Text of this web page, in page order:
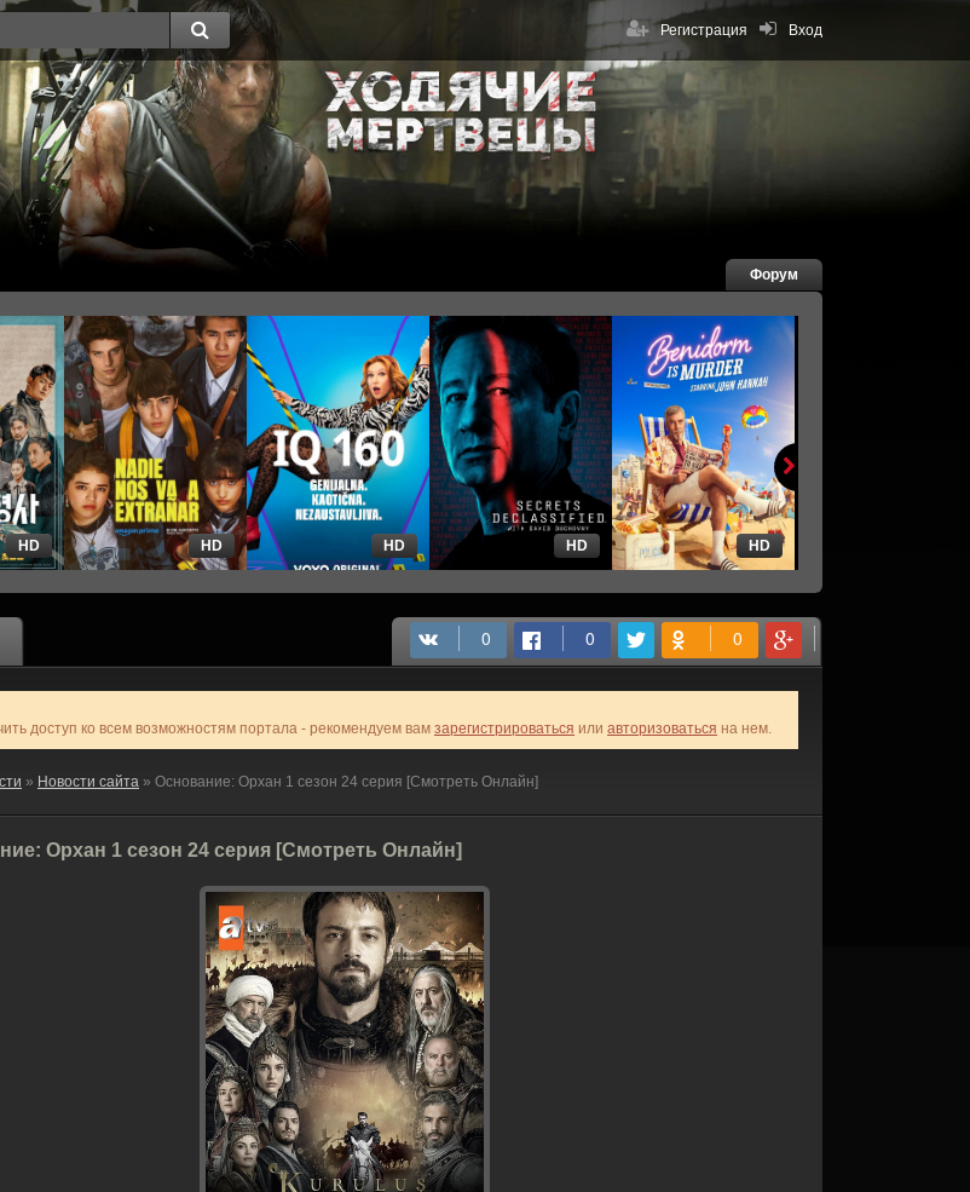
Вход
Регистрация
Форум
HD HD HD HD HD
доступ ко всем возможностям портала - рекомендуем вам зарегистрироваться или авторизоваться на нем.
» Новости сайта » Основание: Орхан 1 сезон 24 серия [Смотреть Онлайн]
Орхан 1 сезон 24 серия [Смотреть Онлайн]